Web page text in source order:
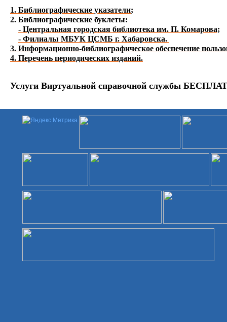
1. Библиографические указатели;
2. Библиографические буклеты:
- Центральная городская библиотека им. П. Комарова;
- Филиалы МБУК ЦСМБ г. Хабаровска.
3. Информационно-библиографическое обеспечение
4. Перечень периодических изданий.
Услуги Виртуальной справочной службы